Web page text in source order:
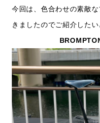
今回は、色合わせの素敵
きましたのでご紹介したい